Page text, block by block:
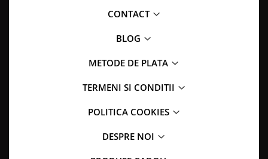
CONTACT
BLOG
METODE DE PLATA
TERMENI SI CONDITII
POLITICA COOKIES
DESPRE NOI